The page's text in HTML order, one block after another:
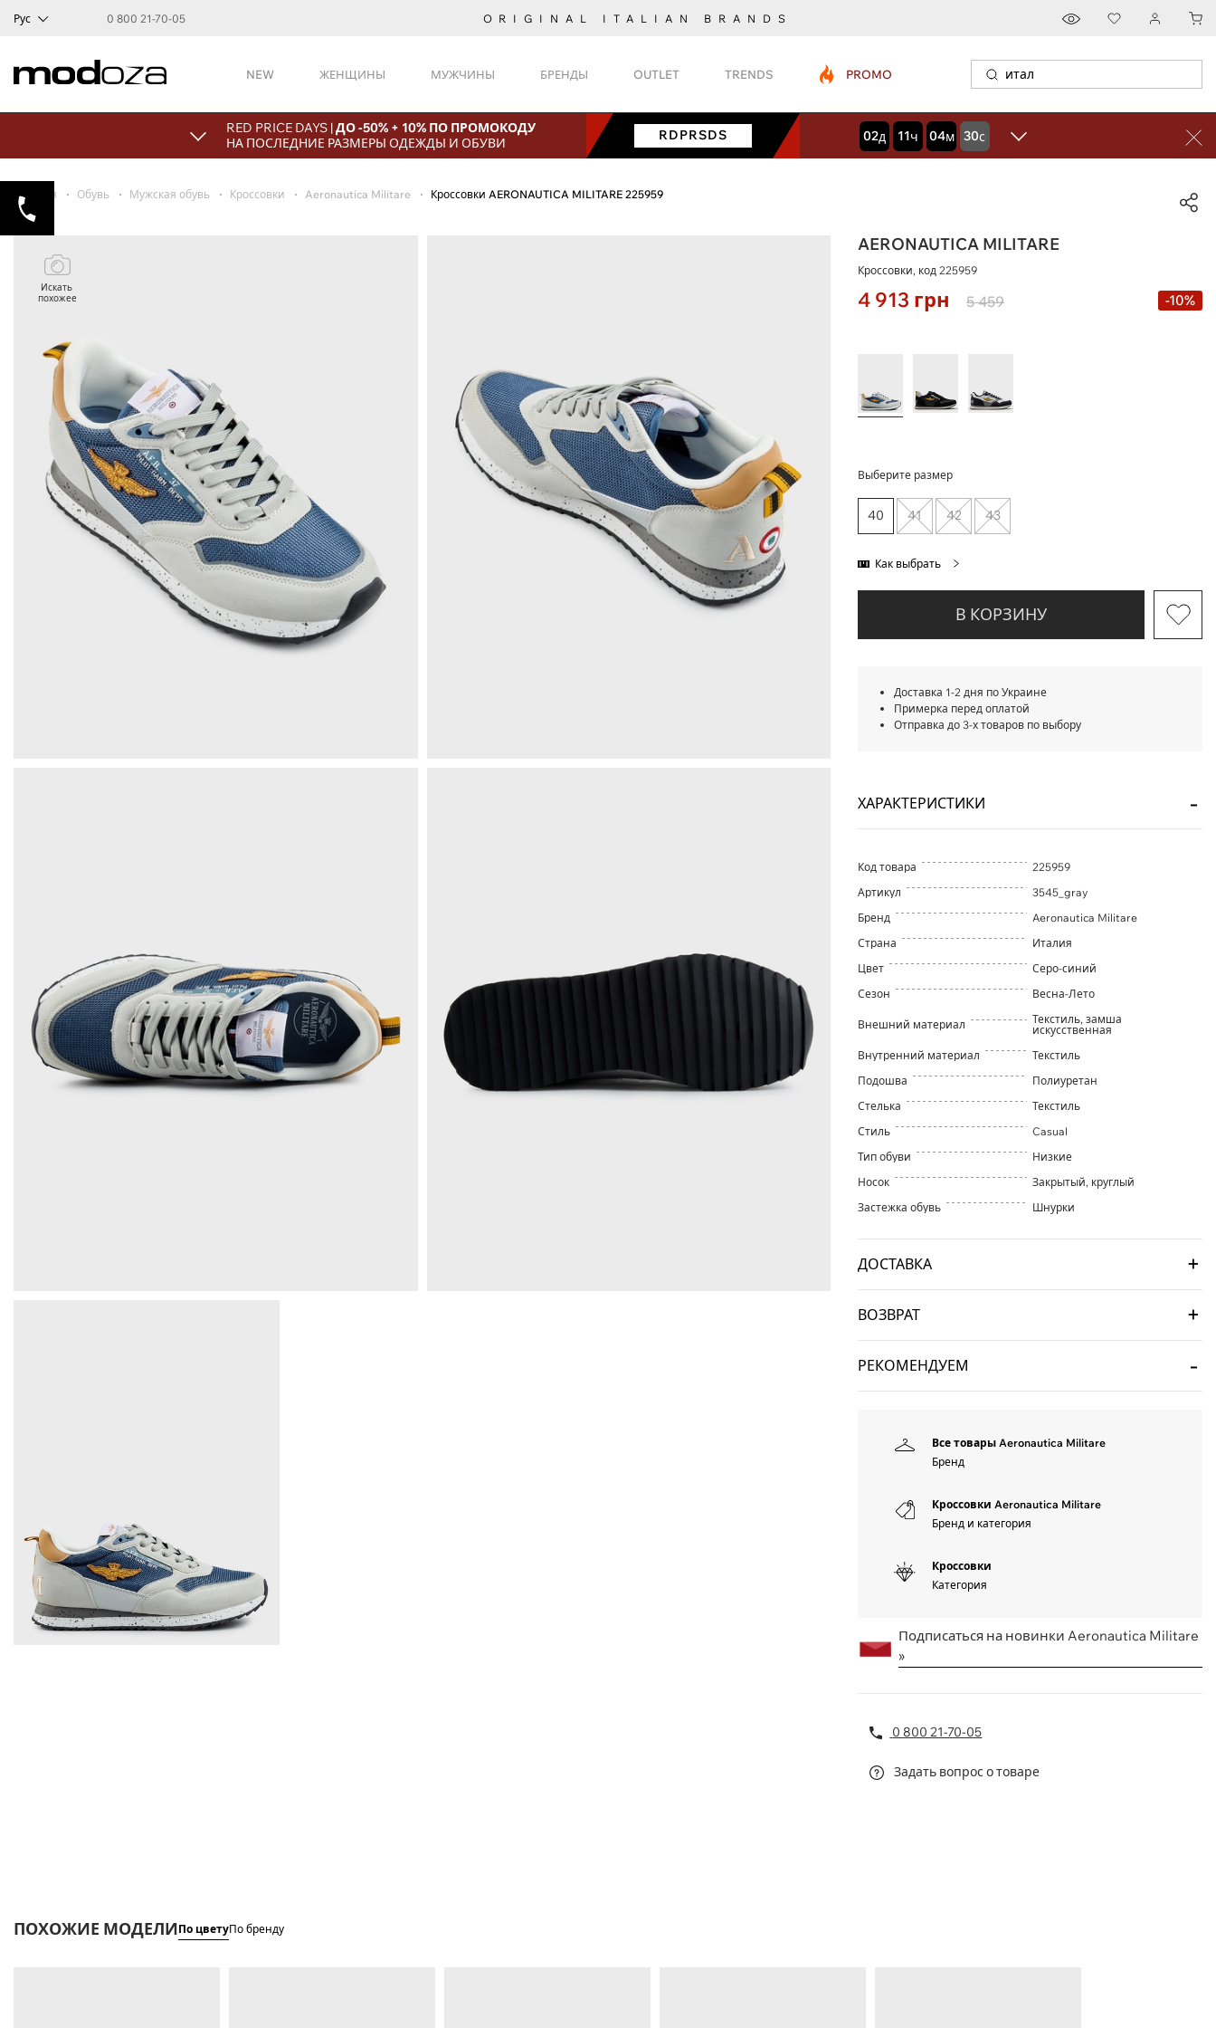
Рус 0 800 21-70-05 ORIGINAL ITALIAN BRANDS
NEW ЖЕНЩИНЫ МУЖЧИНЫ БРЕНДЫ OUTLET TRENDS PROMO
RED PRICE DAYS |ДО -50% + 10% ПО ПРОМОКОДУ
НА ПОСЛЕДНИЕ РАЗМЕРЫ ОДЕЖДЫ И ОБУВИ
RDPRSDS 02дней
11часов
04минут
29секунд
Главная Обувь Мужская обувь Кроссовки Aeronautica Militare Кроссовки AERONAUTICA MILITARE 225959
Искать
похожее
AERONAUTICA MILITARE
Кроссовки, код225959
4 913 грн 5 459 -10%
Выберите размер
40 41 42 43
Как выбрать
В КОРЗИНУ
Доставка 1-2 дня по Украине
Примерка перед оплатой
Отправка до 3-х товаров по выбору
ХАРАКТЕРИСТИКИ
Код товара
225959
Артикул
3545_gray
Бренд
Aeronautica Militare
Страна
Италия
Цвет
Серо-синий
Сезон
Весна-Лето
Внешний материал
Текстиль, замша
искусственная
Внутренний материал
Текстиль
Подошва
Полиуретан
Стелька
Текстиль
Стиль
Casual
Тип обуви
Низкие
Носок
Закрытый, круглый
Застежка обувь
Шнурки
ДОСТАВКА
ВОЗВРАТ
РЕКОМЕНДУЕМ
Все товары Aeronautica Militare
Бренд
Кроссовки Aeronautica Militare
Бренд и категория
Кроссовки
Категория
Подписаться на новинки Aeronautica Militare
»
0 800 21-70-05
Задать вопрос о товаре
ПОХОЖИЕ МОДЕЛИПо цветуПо бренду